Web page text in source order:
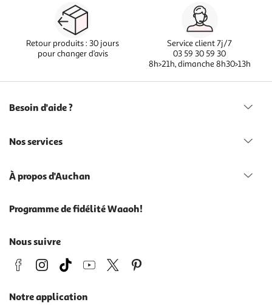
Retour produits : 30 jours
pour changer d’avis
Service client 7j/7
03 59 30 59 30
8h>21h, dimanche 8h30>13h
Besoin d'aide ?
Nos services
À propos d'Auchan
Programme de fidélité Waaoh!
Nous suivre
Notre application